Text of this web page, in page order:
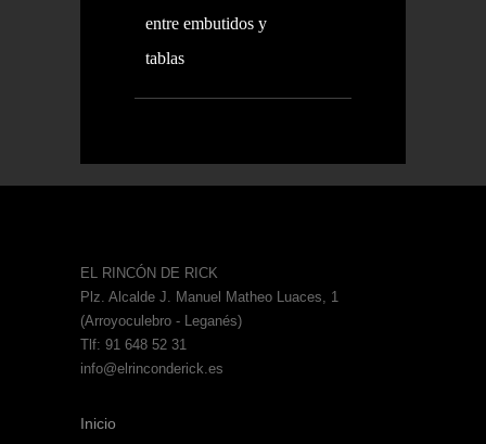
entre embutidos y
tablas
EL RINCÓN DE RICK
Plz. Alcalde J. Manuel Matheo Luaces, 1
(Arroyoculebro - Leganés)
Tlf: 91 648 52 31
info@elrinconderick.es
Inicio